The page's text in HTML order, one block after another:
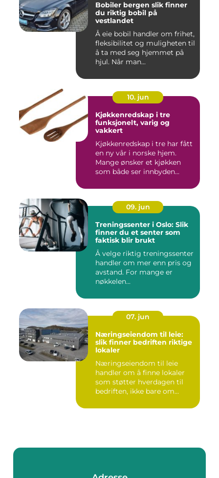
Bobiler bergen slik finner
du riktig bobil på
vestlandet
Å eie bobil handler om frihet,
fleksibilitet og muligheten til
å ta med seg hjemmet på
hjul. Når man...
10. jun
Kjøkkenredskap i tre
funksjonelt, varig og
vakkert
Kjøkkenredskap i tre har fått
en ny vår i norske hjem.
Mange ønsker et kjøkken
som både ser innbyden...
09. jun
Treningssenter i Oslo: Slik
finner du et senter som
faktisk blir brukt
Å velge riktig treningssenter
handler om mer enn pris og
avstand. For mange er
nøkkelen...
07. jun
Næringseiendom til leie:
slik finner bedriften riktige
lokaler
Næringseiendom til leie
handler om å finne lokaler
som støtter hverdagen til
bedriften, ikke bare om...